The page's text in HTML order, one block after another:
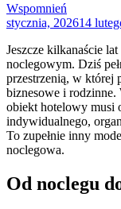
Wspomnień
stycznia, 202614
Jeszcze kilkanaście
noclegowym. Dziś
przestrzenią, w której
biznesowe i rodzinne.
obiekt hotelowy musi
indywidualnego,
To zupełnie inny
noclegowa.
Od noclegu